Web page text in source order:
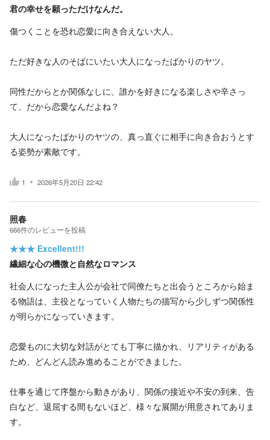
君の幸せを願っただけなんだ。
傷つくことを恐れ恋愛に向き合えない大人。
ただ好きな人のそばにいたい大人になったばかりのヤツ。
同性だからとか関係なしに、誰かを好きになる楽しさや辛さっ
て、だから恋愛なんだよね？
大人になったばかりのヤツの、真っ直ぐに相手に向き合おうとす
る姿勢が素敵です。
1 2026年5月20日 22:42
照春
666件のレビューを投稿
★★★ Excellent!!!
繊細な心の機微と自然なロマンス
社会人になった主人公が会社で同僚たちと出会うところから始ま
る物語は、主役となっていく人物たちの描写から少しずつ関係性
が明らかになっていきます。
恋愛ものに大切な対話がとても丁寧に描かれ、リアリティがある
ため、どんどん読み進めることができました。
仕事を通じて序盤から動きがあり、関係の接近や不安の到来、告
白など、退屈する間もないほど、様々な展開が用意されてありま
す。